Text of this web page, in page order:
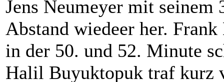
Jens Neumeyer mit
Abstand wiedeer her.
in der 50. und 52. Minute
Halil Buyuktopuk traf kurz